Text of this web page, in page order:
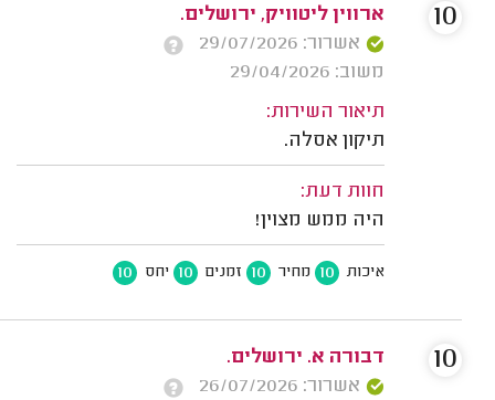
ארווין ליטוויק, ירושלים.
אשרור: 29/07/2026
משוב: 29/04/2026
תיאור השירות:
תיקון אסלה.
חוות דעת:
היה ממש מצוין!
איכות 10 מחיר 10 זמנים 10 יחס 10
10
דבורה א. ירושלים.
אשרור: 26/07/2026
10